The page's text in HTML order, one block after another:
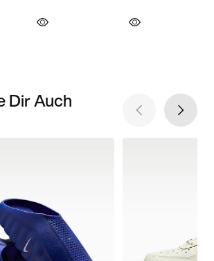
Dir Auch